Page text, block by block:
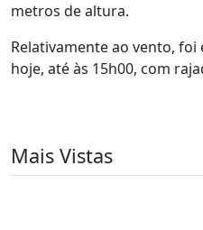
metros de altura.
Relativamente ao vento,
hoje, até às 15h00, com
Mais Vistas